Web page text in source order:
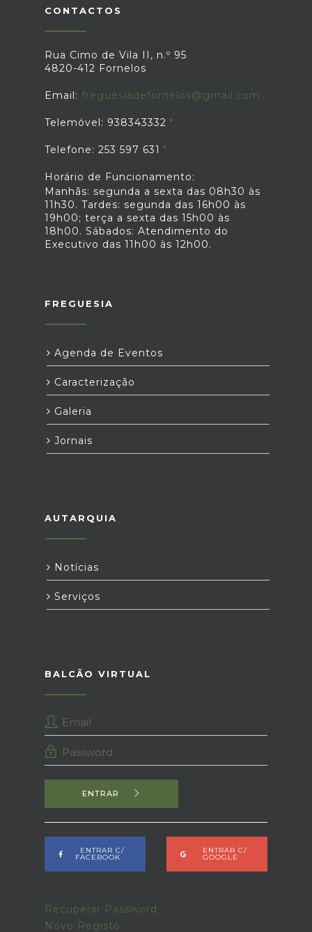
CONTACTOS
Rua Cimo de Vila II, n.º 95
4820-412 Fornelos
Email: freguesiadefornelos@gmail.com
Telemóvel: 938343332
Telefone: 253 597 631
Horário de Funcionamento:
Manhãs: segunda a sexta das 08h30 às
11h30. Tardes: segunda das 16h00 às
19h00; terça a sexta das 15h00 às
18h00. Sábados: Atendimento do
Executivo das 11h00 às 12h00.
FREGUESIA
Agenda de Eventos
Caracterização
Galeria
Jornais
AUTARQUIA
Notícias
Serviços
BALCÃO VIRTUAL
ENTRAR
ENTRAR C/
FACEBOOK
ENTRAR C/
GOOGLE
Recuperar Password
Novo Registo